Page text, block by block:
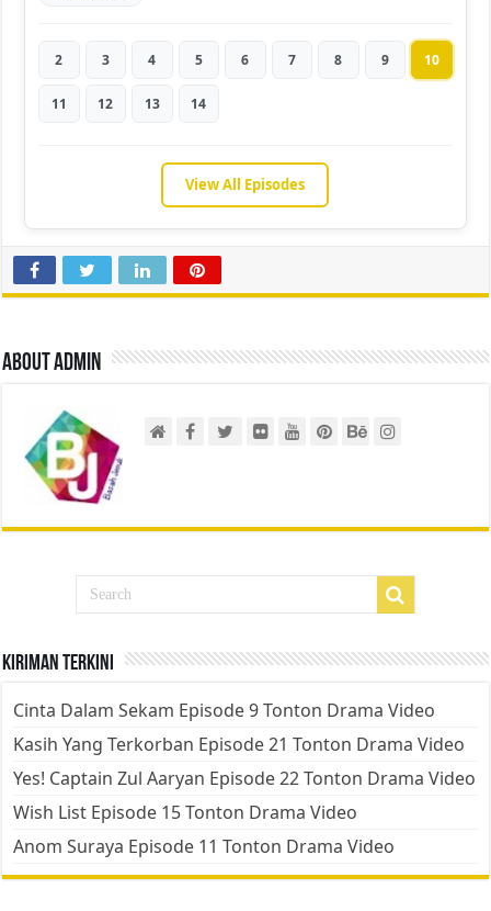
2 3 4 5 6 7 8 9 10
11 12 13 14
View All Episodes
About admin
Kiriman Terkini
Cinta Dalam Sekam Episode 9 Tonton Drama Video
Kasih Yang Terkorban Episode 21 Tonton Drama Video
Yes! Captain Zul Aaryan Episode 22 Tonton Drama Video
Wish List Episode 15 Tonton Drama Video
Anom Suraya Episode 11 Tonton Drama Video